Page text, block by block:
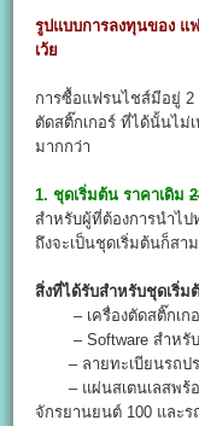
รูปแบบการลงทุนของ แ
เว้ย
การซื้อแฟรนไชส์มีอยู่ 2
ตัดสติ๊กเกอร์ ที่ได้นั้นไม่
มากกว่า
1. ชุดเริ่มต้น ราคาเดิม
สำหรับผู้ที่ต้องการนำไ
ถึงจะเป็นชุดเริ่มต้นก็ส
สิ่งที่ได้รับสำหรับชุดเริ่ม
– เครื่องตัดสติ๊กเกอ
– Software สำหรับ
– ลายทะเบียนรถปร
– แผ่นสเตนเลสพร้อ
จักรยานยนต์ 100 และร